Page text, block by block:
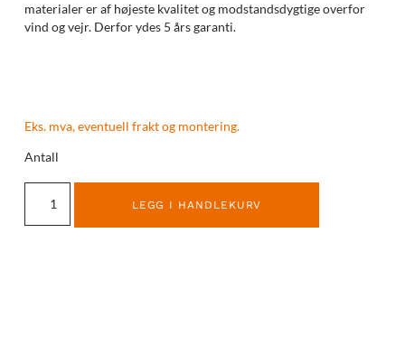
materialer er af højeste kvalitet og modstandsdygtige overfor
vind og vejr. Derfor ydes 5 års garanti.
Eks. mva, eventuell frakt og montering.
Antall
LEGG I HANDLEKURV